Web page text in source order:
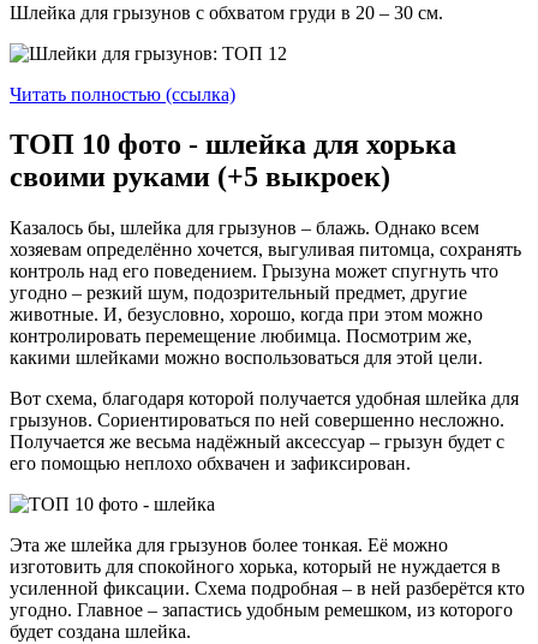
Шлейка для грызунов с обхватом груди в 20 – 30 см.
Читать полностью (ссылка)
ТОП 10 фото - шлейка для хорька
своими руками (+5 выкроек)
Казалось бы, шлейка для грызунов – блажь. Однако всем
хозяевам определённо хочется, выгуливая питомца, сохранять
контроль над его поведением. Грызуна может спугнуть что
угодно – резкий шум, подозрительный предмет, другие
животные. И, безусловно, хорошо, когда при этом можно
контролировать перемещение любимца. Посмотрим же,
какими шлейками можно воспользоваться для этой цели.
Вот схема, благодаря которой получается удобная шлейка для
грызунов. Сориентироваться по ней совершенно несложно.
Получается же весьма надёжный аксессуар – грызун будет с
его помощью неплохо обхвачен и зафиксирован.
Эта же шлейка для грызунов более тонкая. Её можно
изготовить для спокойного хорька, который не нуждается в
усиленной фиксации. Схема подробная – в ней разберётся кто
угодно. Главное – запастись удобным ремешком, из которого
будет создана шлейка.